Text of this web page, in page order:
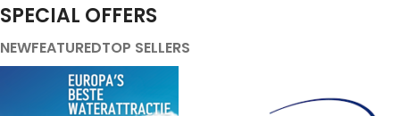
SPECIAL OFFERS
NEWFEATUREDTOP SELLERS